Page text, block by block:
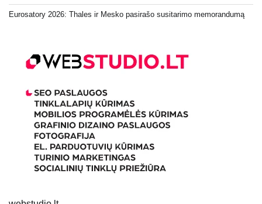
Eurosatory 2026: Thales ir Mesko pasirašo susitarimo memorandumą